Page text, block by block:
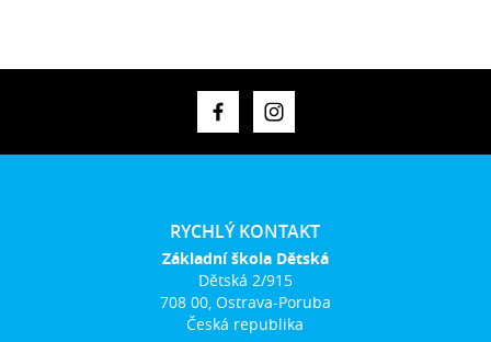
RYCHLÝ KONTAKT
Základní škola Dětská
Dětská 2/915
708 00, Ostrava-Poruba
Česká republika